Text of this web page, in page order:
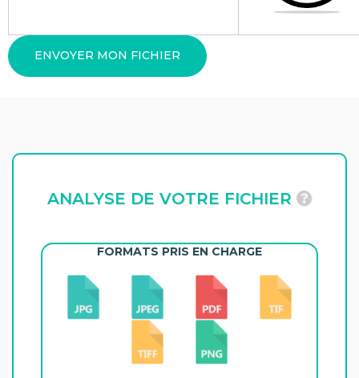
ENVOYER MON FICHIER
ANALYSE DE VOTRE FICHIER
FORMATS PRIS EN CHARGE